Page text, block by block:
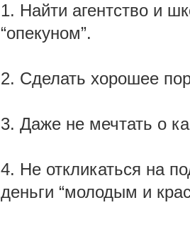
1. Найти агентство и
“опекуном”.
2. Сделать хорошее
3. Даже не мечтать о
4. Не откликаться на
деньги “молодым и